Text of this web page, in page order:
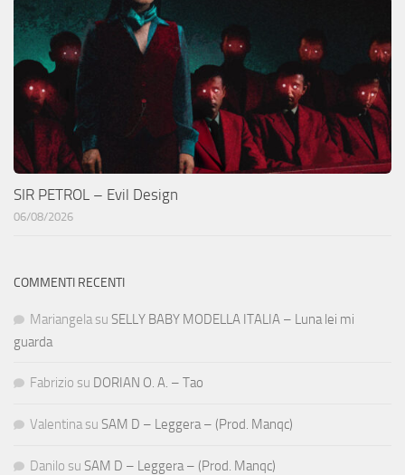
SIR PETROL – Evil Design
06/08/2026
COMMENTI RECENTI
Mariangela su SELLY BABY MODELLA ITALIA – Luna lei mi
guarda
Fabrizio su DORIAN O. A. – Tao
Valentina su SAM D – Leggera – (Prod. Manqc)
Danilo su SAM D – Leggera – (Prod. Manqc)